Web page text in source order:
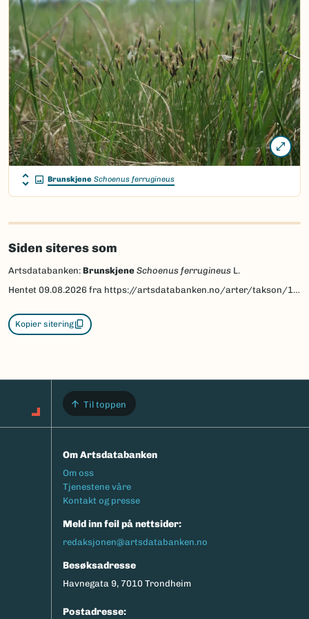
Brunskjene Schoenus ferrugineus
Siden siteres som
Artsdatabanken: Brunskjene Schoenus ferrugineus L.
Hentet 09.08.2026 fra https://artsdatabanken.no/arter/takson/137518
Kopier sitering
Til toppen
Om Artsdatabanken
Footermeny
Om oss
Tjenestene våre
Kontakt og presse
Meld inn feil på nettsider:
redaksjonen@artsdatabanken.no
Besøksadresse
Havnegata 9, 7010 Trondheim
Postadresse: